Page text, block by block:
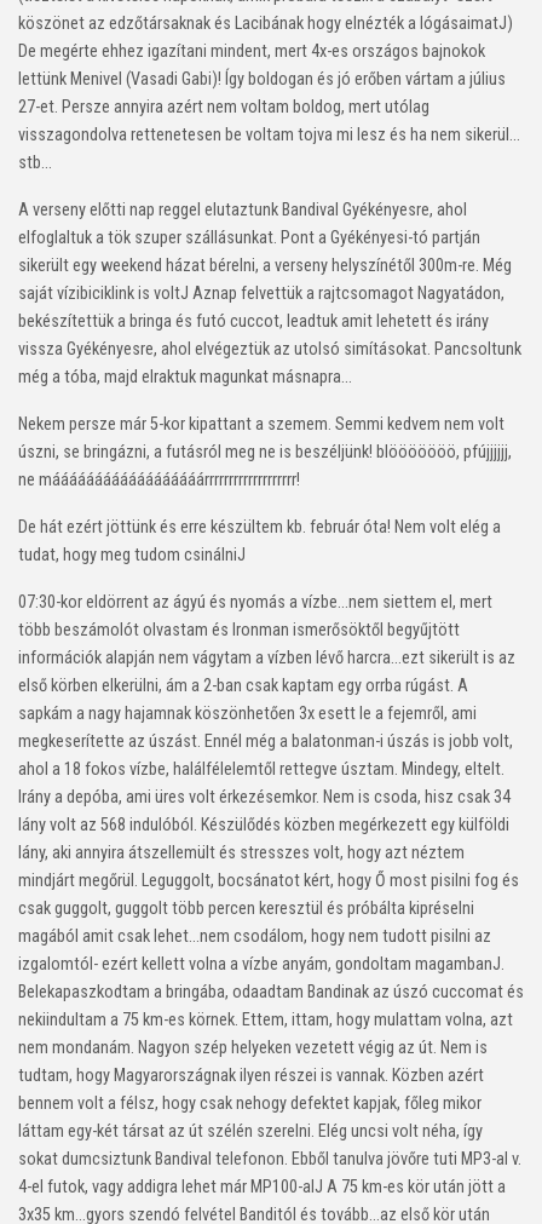
köszönet az edzőtársaknak és Lacibának hogy elnézték a lógásaimatJ)
De megérte ehhez igazítani mindent, mert 4x-es országos bajnokok
lettünk Menivel (Vasadi Gabi)! Így boldogan és jó erőben vártam a július
27-et. Persze annyira azért nem voltam boldog, mert utólag
visszagondolva rettenetesen be voltam tojva mi lesz és ha nem sikerül…
stb…
A verseny előtti nap reggel elutaztunk Bandival Gyékényesre, ahol
elfoglaltuk a tök szuper szállásunkat. Pont a Gyékényesi-tó partján
sikerült egy weekend házat bérelni, a verseny helyszínétől 300m-re. Még
saját vízibiciklink is voltJ Aznap felvettük a rajtcsomagot Nagyatádon,
bekészítettük a bringa és futó cuccot, leadtuk amit lehetett és irány
vissza Gyékényesre, ahol elvégeztük az utolsó simításokat. Pancsoltunk
még a tóba, majd elraktuk magunkat másnapra…
Nekem persze már 5-kor kipattant a szemem. Semmi kedvem nem volt
úszni, se bringázni, a futásról meg ne is beszéljünk! blööööööö, pfújjjjjj,
ne máááááááááááááááááárrrrrrrrrrrrrrrrrrr!
De hát ezért jöttünk és erre készültem kb. február óta! Nem volt elég a
tudat, hogy meg tudom csinálniJ
07:30-kor eldörrent az ágyú és nyomás a vízbe…nem siettem el, mert
több beszámolót olvastam és Ironman ismerősöktől begyűjtött
információk alapján nem vágytam a vízben lévő harcra…ezt sikerült is az
első körben elkerülni, ám a 2-ban csak kaptam egy orrba rúgást. A
sapkám a nagy hajamnak köszönhetően 3x esett le a fejemről, ami
megkeserítette az úszást. Ennél még a balatonman-i úszás is jobb volt,
ahol a 18 fokos vízbe, halálfélelemtől rettegve úsztam. Mindegy, eltelt.
Irány a depóba, ami üres volt érkezésemkor. Nem is csoda, hisz csak 34
lány volt az 568 indulóból. Készülődés közben megérkezett egy külföldi
lány, aki annyira átszellemült és stresszes volt, hogy azt néztem
mindjárt megőrül. Leguggolt, bocsánatot kért, hogy Ő most pisilni fog és
csak guggolt, guggolt több percen keresztül és próbálta kipréselni
magából amit csak lehet…nem csodálom, hogy nem tudott pisilni az
izgalomtól- ezért kellett volna a vízbe anyám, gondoltam magambanJ.
Belekapaszkodtam a bringába, odaadtam Bandinak az úszó cuccomat és
nekiindultam a 75 km-es körnek. Ettem, ittam, hogy mulattam volna, azt
nem mondanám. Nagyon szép helyeken vezetett végig az út. Nem is
tudtam, hogy Magyarországnak ilyen részei is vannak. Közben azért
bennem volt a félsz, hogy csak nehogy defektet kapjak, főleg mikor
láttam egy-két társat az út szélén szerelni. Elég uncsi volt néha, így
sokat dumcsiztunk Bandival telefonon. Ebből tanulva jövőre tuti MP3-al v.
4-el futok, vagy addigra lehet már MP100-alJ A 75 km-es kör után jött a
3x35 km…gyors szendó felvétel Banditól és tovább…az első kör után